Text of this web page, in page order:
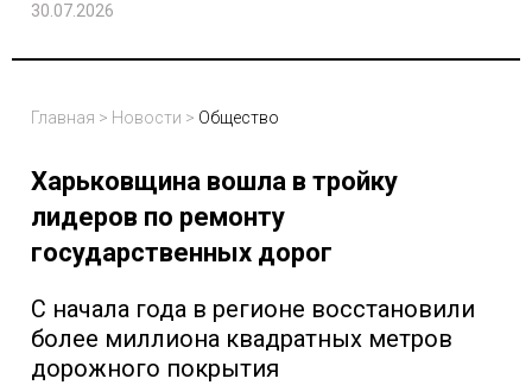
30.07.2026
Главная > Новости > Общество
Харьковщина вошла в тройку
лидеров по ремонту
государственных дорог
С начала года в регионе восстановили
более миллиона квадратных метров
дорожного покрытия